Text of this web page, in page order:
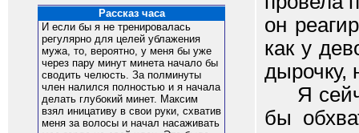
Рассказ часа
И если бы я не тренировалась
регулярно для целей ублажения
мужа, то, вероятно, у меня бы уже
через пару минут минета начало бы
сводить челюсть. За полминуты
член налился полностью и я начала
делать глубокий минет. Максим
взял иницативу в свои руки, схватив
меня за волосы и начал насаживать
он
как у
дырочку,
Я
бы